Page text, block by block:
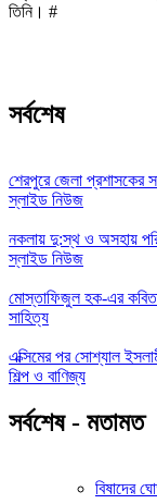
তিনি। #
সর্বশেষ
শেরপুরে জেলা প্রশাসকের
স্লাইড নিউজ
নকলায় দু:স্থ ও অসহায়
স্লাইড নিউজ
মোস্তাফিজুল হক-এর কবিতা
সাহিত্য
এক্সিমের পর সোশ্যাল
শিল্প ও বাণিজ্য
সর্বশেষ - মতামত
বিষাদের